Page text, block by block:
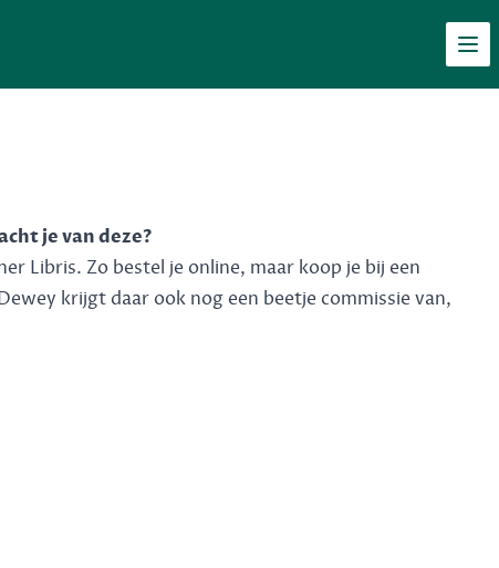
je van deze?
Libris. Zo bestel je online, maar koop je bij een
krijgt daar ook nog een beetje commissie van,